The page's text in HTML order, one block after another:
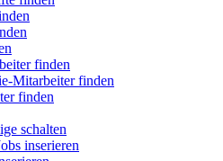
finden
Mitarbeiter finden
finden
schalten
inserieren